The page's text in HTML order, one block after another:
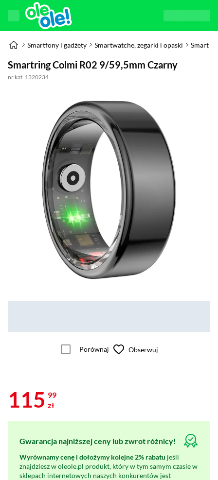
Smartfony i gadżety Smartwatche, zegarki i opaski Smart
Smartring Colmi R02 9/59,5mm Czarny
nr kat. 1320234
Porównaj Obserwuj
115 99
zł
Gwarancja najniższej ceny lub zwrot różnicy!
Wyrównamy cenę i dołożymy kolejne 2% rabatu jeśli
znajdziesz w oleole.pl produkt, który w tym samym czasie w
sklepach internetowych naszych konkurentów jest